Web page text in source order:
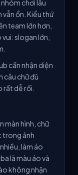
chơi lâu
vẫn ổn. Kiểu thứ
team lớn hơn,
slogan lớn,
cần nhận diện
câu chữ đủ
rất dễ rối.
màn hình, chữ
trong ảnh
làm áo
là màu áo và
không nhận